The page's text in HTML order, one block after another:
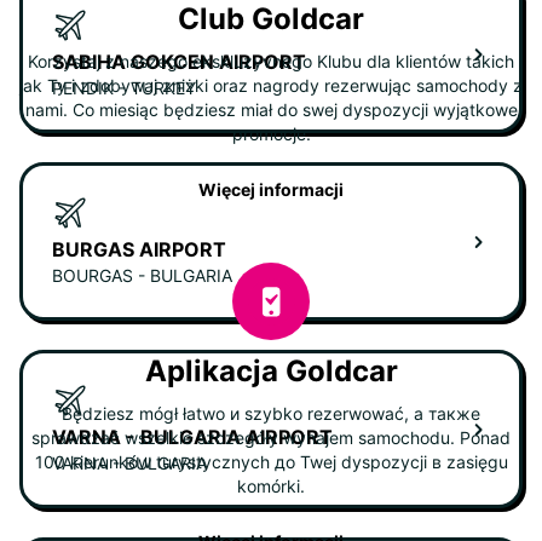
SABIHA GOKCEN AIRPORT
PENDIK - TURKEY
BURGAS AIRPORT
BOURGAS - BULGARIA
VARNA - BULGARIA AIRPORT
VARNA - BULGARIA
Club Goldcar
Korzystaj z naszego ekskluzyvnego Klubu dla klientów takich
jak Ty i zdobywaj zniżki oraz nagrody rezerwując samochody z
nami. Co miesiąc będziesz miał do swej dyspozycji wyjątkowe
promocje.
Więcej informacji
Aplikacja Goldcar
Będziesz mógł łatwo и szybko rezerwować, а также
sprawdzać wszelkie szczegóły wynajem samochodu. Ponad
100 kierunków turystycznych до Twej dyspozycji в zasięgu
komórki.